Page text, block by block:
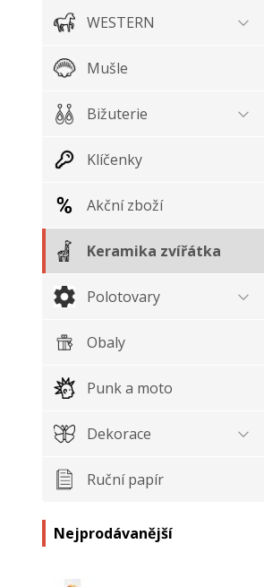
WESTERN
Mušle
Bižuterie
Klíčenky
Akční zboží
Keramika zvířátka
Polotovary
Obaly
Punk a moto
Dekorace
Ruční papír
Nejprodávanější